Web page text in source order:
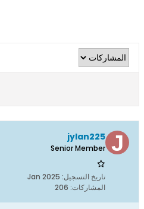
jylan225
Senior Member
تاريخ التسجيل: Jan 2025
المشاركات: 206